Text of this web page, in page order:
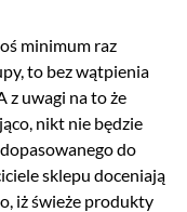
minimum raz
to bez wątpienia
z uwagi na to że
nikt nie będzie
do
sklepu doceniają
iż świeże produkty